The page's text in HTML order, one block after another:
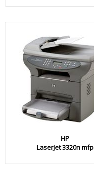
HP
LaserJet 3320n mfp